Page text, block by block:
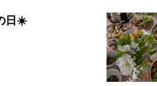
日☀️